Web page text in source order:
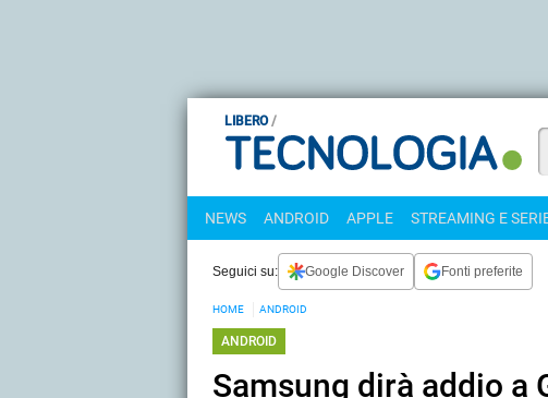
LIBERO
NEWS ANDROID APPLE STREAMING E
Seguici su: Google Discover Fonti preferite
HOME ANDROID
ANDROID
Samsung dirà addio a